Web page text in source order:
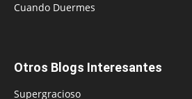
Cuando Duermes
Otros Blogs Interesantes
Supergracioso